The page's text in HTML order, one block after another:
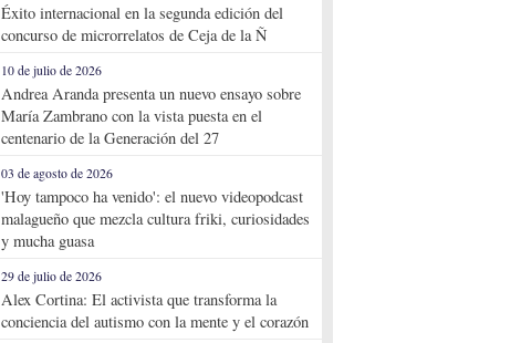
Éxito internacional en la segunda edición del
concurso de microrrelatos de Ceja de la Ñ
10 de julio de 2026
Andrea Aranda presenta un nuevo ensayo sobre
María Zambrano con la vista puesta en el
centenario de la Generación del 27
03 de agosto de 2026
'Hoy tampoco ha venido': el nuevo videopodcast
malagueño que mezcla cultura friki, curiosidades
y mucha guasa
29 de julio de 2026
Alex Cortina: El activista que transforma la
conciencia del autismo con la mente y el corazón